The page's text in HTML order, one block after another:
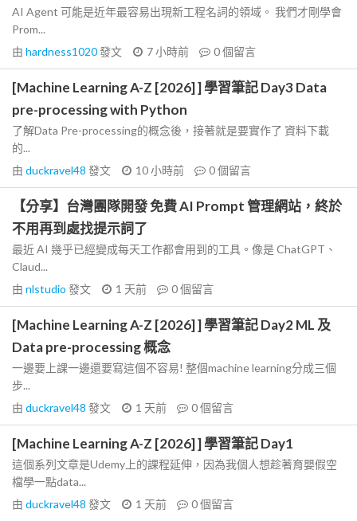
AI Agent 可能是近年最容易出現新工程名詞的領域。 我們才剛學會
Prom...
由 hardness1020發文 7 小時前 0個留言
[Machine Learning A-Z [2026] ] 學習筆記 Day3 Data
pre-processing with Python
了解Data Pre-processing的概念後，接著就是要實作了 資料下載
的...
由 duckravel48 發文 10 小時前 0個留言
【分享】台灣團隊開發 免費 AI Prompt 管理網站，終於
不用再到處找提示詞了
最近 AI 幾乎已經變成每天工作都會用到的工具。像是 ChatGPT、
Claud...
由 nlstudio 發文 1 天前 0個留言
[Machine Learning A-Z [2026] ] 學習筆記 Day2 ML 及
Data pre-processing 概念
一邊要上課一邊還要寫這個不容易! 整個machine learning分成三個
步...
由 duckravel48 發文 1 天前 0個留言
[Machine Learning A-Z [2026] ] 學習筆記 Day1
這個系列文章是Udemy上的課程延伸，因為我個人想趁著育嬰假空
檔學一點data...
由 duckravel48 發文 1 天前 0個留言